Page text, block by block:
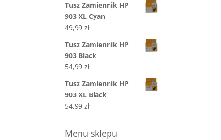
Tusz Zamiennik HP
903 XL Cyan
49,99zł
Tusz Zamiennik HP
903 Black
54,99zł
Tusz Zamiennik HP
903 XL Black
54,99zł
Menu sklepu